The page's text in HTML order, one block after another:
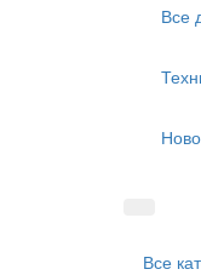
Все
Все